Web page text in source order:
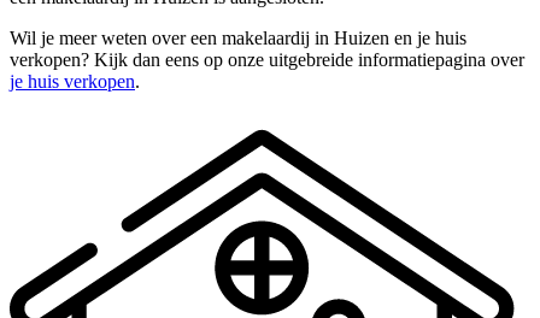
Wil je meer weten over een makelaardij in Huizen en je huis
verkopen? Kijk dan eens op onze uitgebreide informatiepagina over
je huis verkopen.